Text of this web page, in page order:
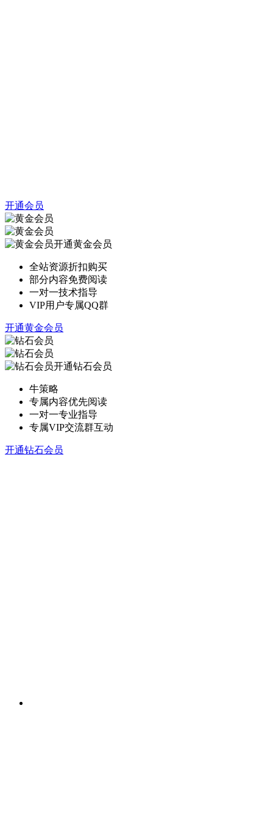
开通会员
开通黄金会员
全站资源折扣购买
部分内容免费阅读
一对一技术指导
VIP用户专属QQ群
开通黄金会员
开通钻石会员
牛策略
专属内容优先阅读
一对一专业指导
专属VIP交流群互动
开通钻石会员